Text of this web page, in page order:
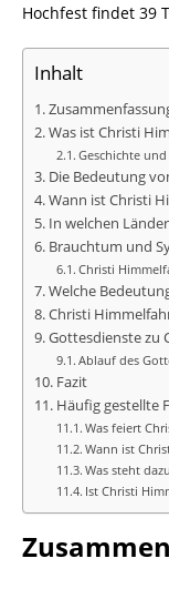
Hochfest findet 39
Inhalt
Was ist Christi
Geschichte
Die Bedeutung
Wann ist Christi
In welchen
Brauchtum und
Christi
Welche
Christi
Gottesdienste zu
Ablauf des
Fazit
Häufig gestellte
Was feiert
Wann ist
Was steht
Ist Christi